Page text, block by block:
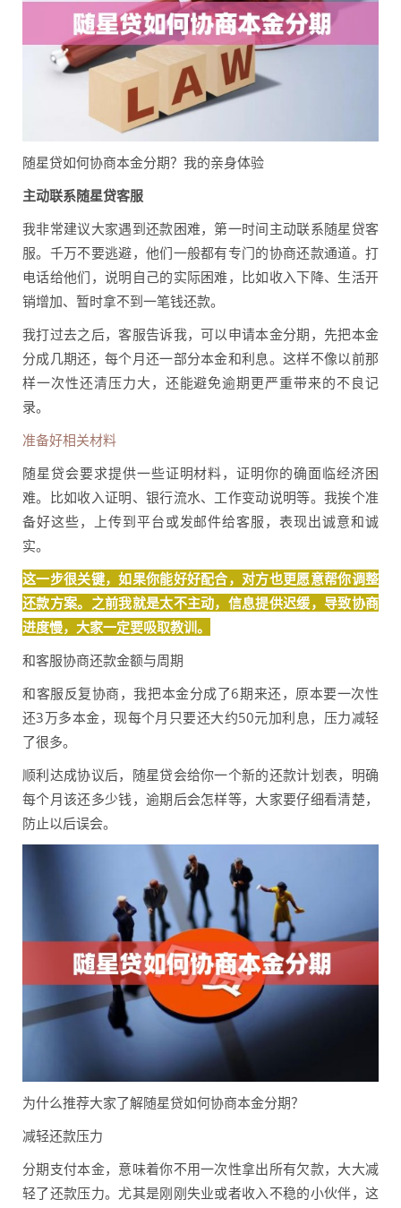
随星贷如何协商本金分期？我的亲身体验
主动联系随星贷客服
我非常建议大家遇到还款困难，第一时间主动联系随星贷客
服。千万不要逃避，他们一般都有专门的协商还款通道。打
电话给他们，说明自己的实际困难，比如收入下降、生活开
销增加、暂时拿不到一笔钱还款。
我打过去之后，客服告诉我，可以申请本金分期，先把本金
分成几期还，每个月还一部分本金和利息。这样不像以前那
样一次性还清压力大，还能避免逾期更严重带来的不良记
录。
准备好相关材料
随星贷会要求提供一些证明材料，证明你的确面临经济困
难。比如收入证明、银行流水、工作变动说明等。我挨个准
备好这些，上传到平台或发邮件给客服，表现出诚意和诚
实。
这一步很关键，如果你能好好配合，对方也更愿意帮你调整
还款方案。之前我就是太不主动，信息提供迟缓，导致协商
进度慢，大家一定要吸取教训。
和客服协商还款金额与周期
和客服反复协商，我把本金分成了6期来还，原本要一次性
还3万多本金，现每个月只要还大约50元加利息，压力减轻
了很多。
顺利达成协议后，随星贷会给你一个新的还款计划表，明确
每个月该还多少钱，逾期后会怎样等，大家要仔细看清楚，
防止以后误会。
为什么推荐大家了解随星贷如何协商本金分期？
减轻还款压力
分期支付本金，意味着你不用一次性拿出所有欠款，大大减
轻了还款压力。尤其是刚刚失业或者收入不稳的小伙伴，这